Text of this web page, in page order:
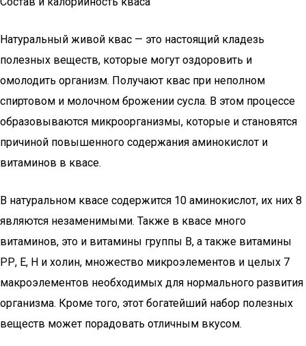
Натуральный живой квас — это настоящий кладезь
полезных веществ, которые могут оздоровить и
омолодить организм. Получают квас при неполном
спиртовом и молочном брожении сусла. В этом процессе
образовываются микроорганизмы, которые и становятся
причиной повышенного содержания аминокислот и
витаминов в квасе.
В натуральном квасе содержится 10 аминокислот, их них 8
являются незаменимыми. Также в квасе много
витаминов, это и витамины группы В, а также витамины
РР, Е, Н и холин, множество микроэлементов и целых 7
макроэлементов необходимых для нормального развития
организма. Кроме того, этот богатейший набор полезных
веществ может порадовать отличным вкусом.